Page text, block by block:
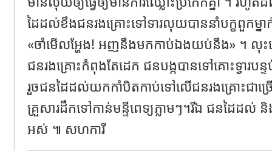
ដៃដល់ខឹងជនរងគ្រោះទៅទារលុយបាននាំបក្ខពួកម្ន
«ចាំមើលអ្ហែង! អញនឹងមកកាប់ឯងយប់នឹង» ។ លុះ
ជនរងគ្រោះកំពុងតែដេក ជនបង្កបានទៅគោះទ្វារបន្ទ
រួចជនដៃដល់យកកាំបិតកាប់ទៅលើជនរងគ្រោះជាច្
គ្រួសារដឹកទៅកាន់មន្ទីពេទ្យភ្លាមៗ។រីឯ ជនដៃដល់ និ
អស់ ៕ សហការី